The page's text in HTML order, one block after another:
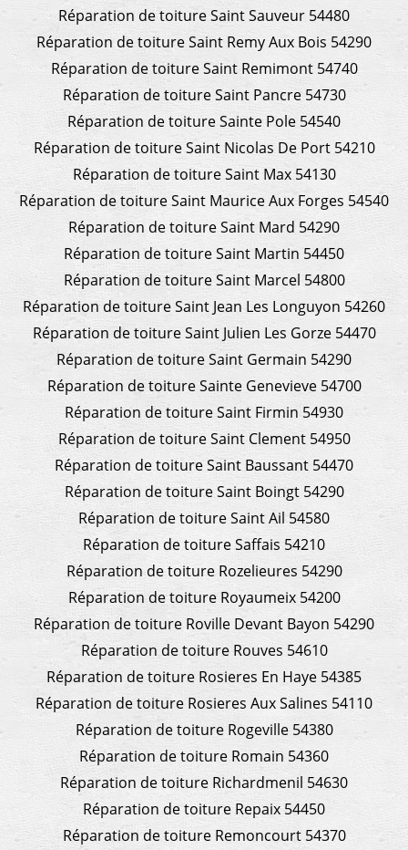
Réparation de toiture Saint Sauveur 54480
Réparation de toiture Saint Remy Aux Bois 54290
Réparation de toiture Saint Remimont 54740
Réparation de toiture Saint Pancre 54730
Réparation de toiture Sainte Pole 54540
Réparation de toiture Saint Nicolas De Port 54210
Réparation de toiture Saint Max 54130
Réparation de toiture Saint Maurice Aux Forges 54540
Réparation de toiture Saint Mard 54290
Réparation de toiture Saint Martin 54450
Réparation de toiture Saint Marcel 54800
Réparation de toiture Saint Jean Les Longuyon 54260
Réparation de toiture Saint Julien Les Gorze 54470
Réparation de toiture Saint Germain 54290
Réparation de toiture Sainte Genevieve 54700
Réparation de toiture Saint Firmin 54930
Réparation de toiture Saint Clement 54950
Réparation de toiture Saint Baussant 54470
Réparation de toiture Saint Boingt 54290
Réparation de toiture Saint Ail 54580
Réparation de toiture Saffais 54210
Réparation de toiture Rozelieures 54290
Réparation de toiture Royaumeix 54200
Réparation de toiture Roville Devant Bayon 54290
Réparation de toiture Rouves 54610
Réparation de toiture Rosieres En Haye 54385
Réparation de toiture Rosieres Aux Salines 54110
Réparation de toiture Rogeville 54380
Réparation de toiture Romain 54360
Réparation de toiture Richardmenil 54630
Réparation de toiture Repaix 54450
Réparation de toiture Remoncourt 54370